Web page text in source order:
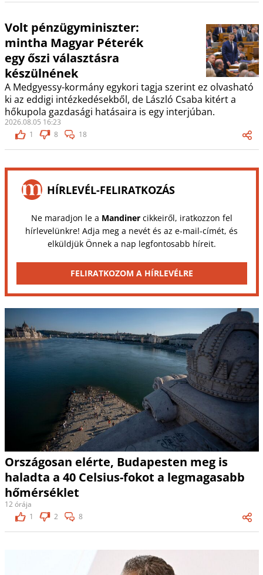
Volt pénzügyminiszter:
mintha Magyar Péterék
egy őszi választásra
készülnének
A Medgyessy-kormány egykori tagja szerint ez olvasható
ki az eddigi intézkedésekből, de László Csaba kitért a
hőkupola gazdasági hatásaira is egy interjúban.
2026.08.05 16:23
1
8 18
HÍRLEVÉL-FELIRATKOZÁS
Ne maradjon le a Mandinercikkeiről, iratkozzon fel
hírlevelünkre! Adja meg a nevét és az e-mail-címét, és
elküldjük Önnek a nap legfontosabb híreit.
FELIRATKOZOM A HÍRLEVÉLRE
Országosan elérte, Budapesten meg is
haladta a 40 Celsius-fokot a legmagasabb
hőmérséklet
12 órája
1
2 8